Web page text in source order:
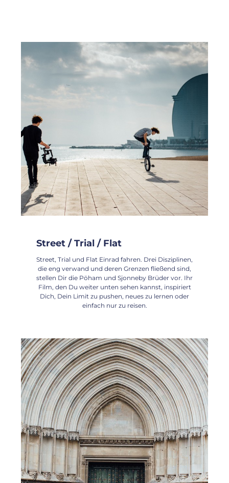
Street / Trial / Flat
Street, Trial und Flat Einrad fahren. Drei Disziplinen,
die eng verwand und deren Grenzen fließend sind,
stellen Dir die Pöham und Sjonneby Brüder vor. Ihr
Film, den Du weiter unten sehen kannst, inspiriert
Dich, Dein Limit zu pushen, neues zu lernen oder
einfach nur zu reisen.